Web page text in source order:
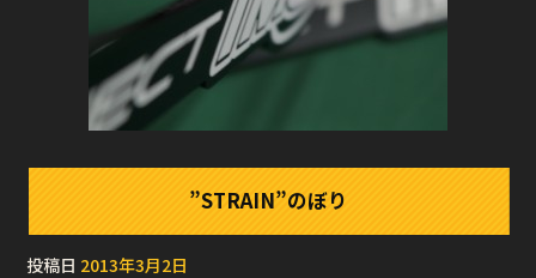
”STRAIN”のぼり
投稿日 2013年3月2日